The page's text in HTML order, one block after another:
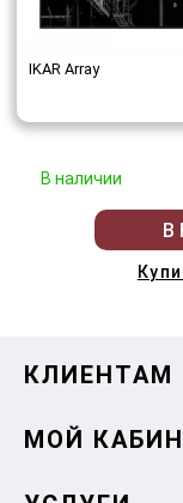
IKAR Array
В наличии
В
КЛИЕНТАМ
МОЙ